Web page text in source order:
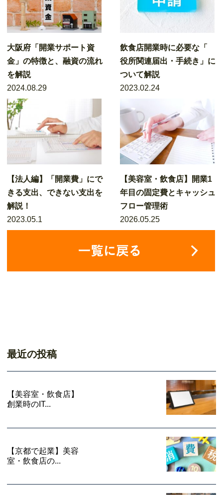
大阪府「開業サポート資
金」の特徴と、融資の流れ
を解説
2024.08.29
飲食店開業時に必要な「
役所関連届出・手続き」に
ついて解説
2023.02.24
【法人編】「開業費」にで
きる支出、できない支出を
解説！
2023.05.1
【美容室・飲食店】開業1
年目の固定費とキャッシュ
フロー管理術
2026.05.25
最近の投稿
【美容室・飲食店】
創業時のIT...
【京都で起業】美容
室・飲食店の...